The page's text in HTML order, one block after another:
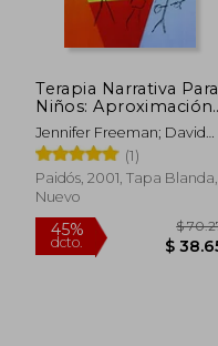
Terapia Narrativa Para
Niños: Aproximación
a los Conflictos
Familiares a Través
del Juego (Psicologia,
Psiquiatria,
Psicoterapia
Jennifer Freeman; David
Epston; Dean Lobovits
(1)
Paidós, 2001, Tapa Blanda,
Nuevo